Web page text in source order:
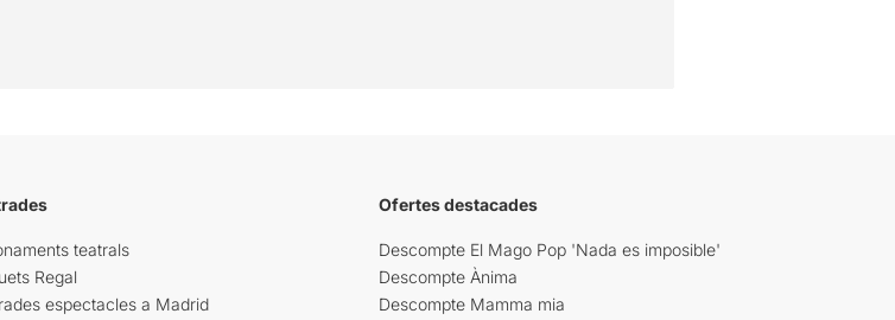
teatrals
Regal
espectacles a Madrid
Ofertes destacades
Descompte El Mago Pop 'Nada es imposible'
Descompte Ànima
Descompte Mamma mia